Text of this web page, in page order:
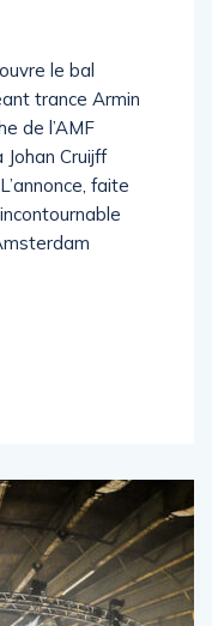
le bal
trance Armin
de l’AMF
Cruijff
faite